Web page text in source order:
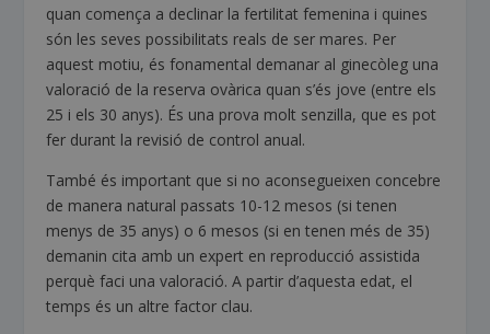
quan comença a declinar la fertilitat femenina i quines
són les seves possibilitats reals de ser mares. Per
aquest motiu, és fonamental demanar al ginecòleg una
valoració de la reserva ovàrica quan s’és jove (entre els
25 i els 30 anys). És una prova molt senzilla, que es pot
fer durant la revisió de control anual.
També és important que si no aconsegueixen concebre
de manera natural passats 10-12 mesos (si tenen
menys de 35 anys) o 6 mesos (si en tenen més de 35)
demanin cita amb un expert en reproducció assistida
perquè faci una valoració. A partir d’aquesta edat, el
temps és un altre factor clau.